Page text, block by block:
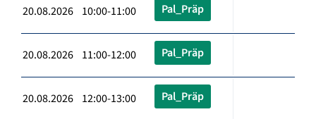
20.08.2026 10:00-11:00 Pal_Präp
20.08.2026 11:00-12:00 Pal_Präp
20.08.2026 12:00-13:00 Pal_Präp